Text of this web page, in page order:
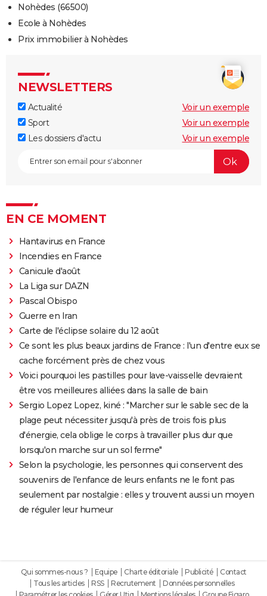
Nohèdes (66500)
Ecole à Nohèdes
Prix immobilier à Nohèdes
NEWSLETTERS
Actualité
Voir un exemple
Sport
Voir un exemple
Les dossiers d'actu
Voir un exemple
EN CE MOMENT
Hantavirus en France
Incendies en France
Canicule d'août
La Liga sur DAZN
Pascal Obispo
Guerre en Iran
Carte de l'éclipse solaire du 12 août
Ce sont les plus beaux jardins de France : l'un d'entre eux se
cache forcément près de chez vous
Voici pourquoi les pastilles pour lave-vaisselle devraient
être vos meilleures alliées dans la salle de bain
Sergio Lopez Lopez, kiné : "Marcher sur le sable sec de la
plage peut nécessiter jusqu'à près de trois fois plus
d'énergie, cela oblige le corps à travailler plus dur que
lorsqu'on marche sur un sol ferme"
Selon la psychologie, les personnes qui conservent des
souvenirs de l'enfance de leurs enfants ne le font pas
seulement par nostalgie : elles y trouvent aussi un moyen
de réguler leur humeur
Qui sommes-nous ? Equipe Charte éditoriale Publicité
Contact
Tous les articles
RSS Recrutement
Données personnelles